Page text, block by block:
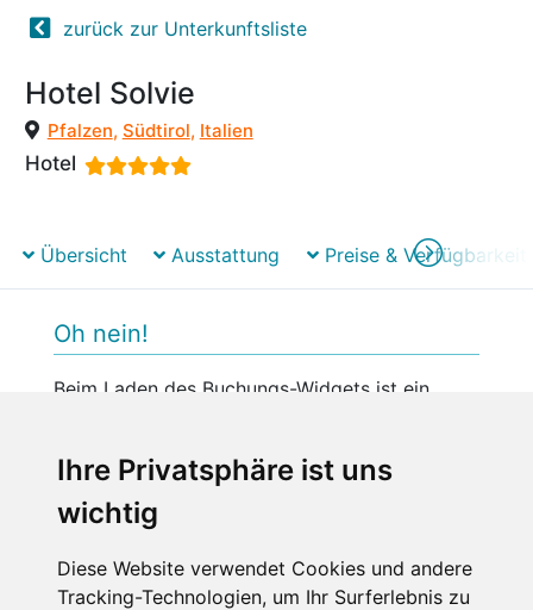
Ihre Privatsphäre ist uns
wichtig
Diese Website verwendet Cookies und andere
Tracking-Technologien, um Ihr Surferlebnis zu
zurück zur Unterkunftsliste
Hotel Solvie
Pfalzen, Südtirol, Italien
Hotel
Übersicht Ausstattung Preise & Verfügbarkeit
Oh nein!
Beim Laden des Buchungs-Widgets ist ein
Datenschutzbedingungen